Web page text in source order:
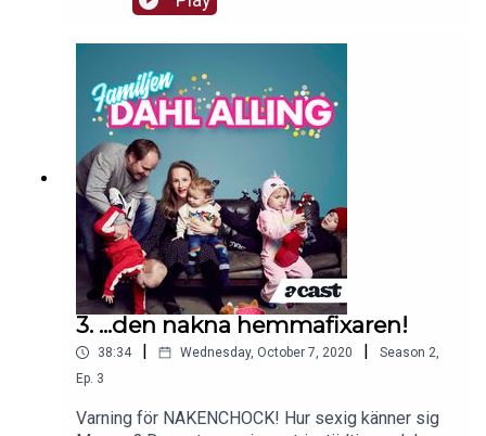
tv-serietips! Välkommen!
3. ...den nakna hemmafixaren!
38:34 Wednesday, October 7, 2020 Season 2,
Ep. 3
Varning för NAKENCHOCK! Hur sexig känner sig